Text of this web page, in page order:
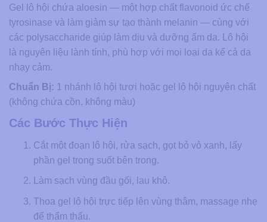
Gel lô hội chứa aloesin — một hợp chất flavonoid ức chế
tyrosinase và làm giảm sự tạo thành melanin — cùng với
các polysaccharide giúp làm dịu và dưỡng ẩm da. Lô hội
là nguyên liệu lành tính, phù hợp với mọi loại da kể cả da
nhạy cảm.
Chuẩn Bị: 1 nhánh lô hội tươi hoặc gel lô hội nguyên chất
(không chứa cồn, không màu)
Các Bước Thực Hiện
Cắt một đoạn lô hội, rửa sạch, gọt bỏ vỏ xanh, lấy
phần gel trong suốt bên trong.
Làm sạch vùng đầu gối, lau khô.
Thoa gel lô hội trực tiếp lên vùng thâm, massage nhẹ
để thẩm thấu.